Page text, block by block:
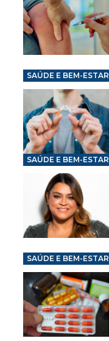
SAÚDE E BEM-ESTAR
SAÚDE E BEM-ESTAR
SAÚDE E BEM-ESTAR